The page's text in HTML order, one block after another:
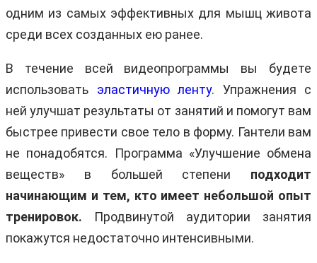
одним из самых эффективных для мышц живота
среди всех созданных ею ранее.
В течение всей видеопрограммы вы будете
использовать эластичную ленту. Упражнения с
ней улучшат результаты от занятий и помогут вам
быстрее привести свое тело в форму. Гантели вам
не понадобятся. Программа «Улучшение обмена
веществ» в большей степени подходит
начинающим и тем, кто имеет небольшой опыт
тренировок. Продвинутой аудитории занятия
покажутся недостаточно интенсивными.